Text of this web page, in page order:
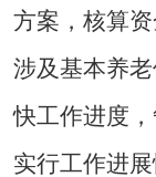
方案，核算
涉及基本养
快工作进度
实行工作进